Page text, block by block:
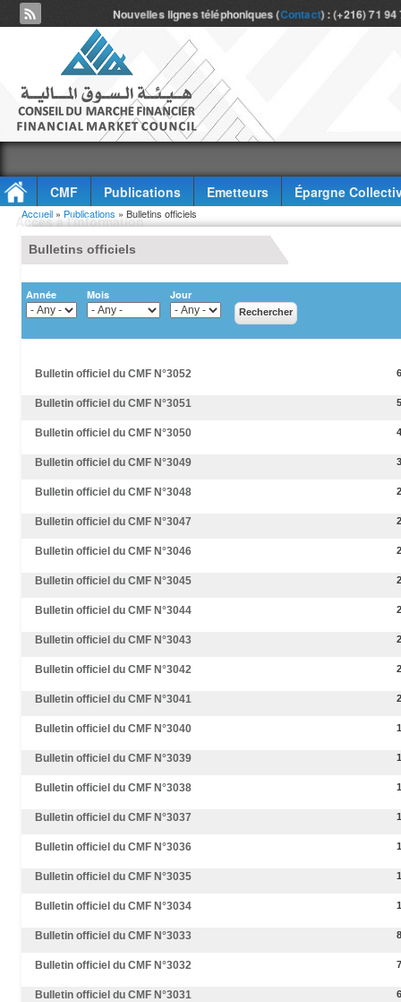
Nouvelles lignes téléphoniques (Contact) : (+216) 71
CMF Publications Emetteurs
Épargne
Accès à l'information
Vous êtes ici
Accueil » Publications » Bulletins officiels
Bulletins officiels
Année Mois Jour
Bulletin officiel du CMF N°3052 6
Bulletin officiel du CMF N°3051 5
Bulletin officiel du CMF N°3050 4
Bulletin officiel du CMF N°3049 3
Bulletin officiel du CMF N°3048
Bulletin officiel du CMF N°3047
Bulletin officiel du CMF N°3046
Bulletin officiel du CMF N°3045
Bulletin officiel du CMF N°3044
Bulletin officiel du CMF N°3043
Bulletin officiel du CMF N°3042
Bulletin officiel du CMF N°3041
Bulletin officiel du CMF N°3040
Bulletin officiel du CMF N°3039
Bulletin officiel du CMF N°3038
Bulletin officiel du CMF N°3037
Bulletin officiel du CMF N°3036
Bulletin officiel du CMF N°3035
Bulletin officiel du CMF N°3034
Bulletin officiel du CMF N°3033 8
Bulletin officiel du CMF N°3032 7
Bulletin officiel du CMF N°3031 6